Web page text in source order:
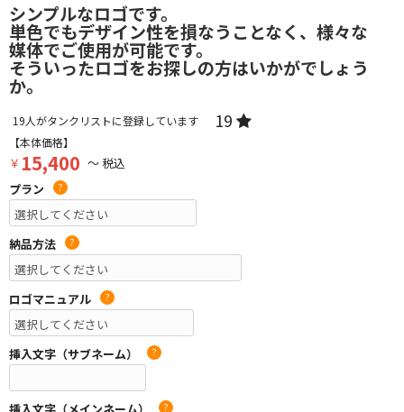
シンプルなロゴです。
単色でもデザイン性を損なうことなく、様々な
媒体でご使用が可能です。
そういったロゴをお探しの方はいかがでしょう
か。
19人がタンクリストに登録しています 19
【本体価格】
￥ 15,400 ～ 税込
プラン
?
納品方法 ?
ロゴマニュアル ?
挿入文字（サブネーム） ?
?